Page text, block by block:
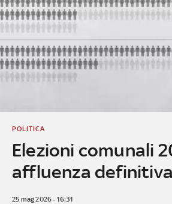
Elezioni comunali
affluenza definitiva
POLITICA
25 mag 2026 - 16:31